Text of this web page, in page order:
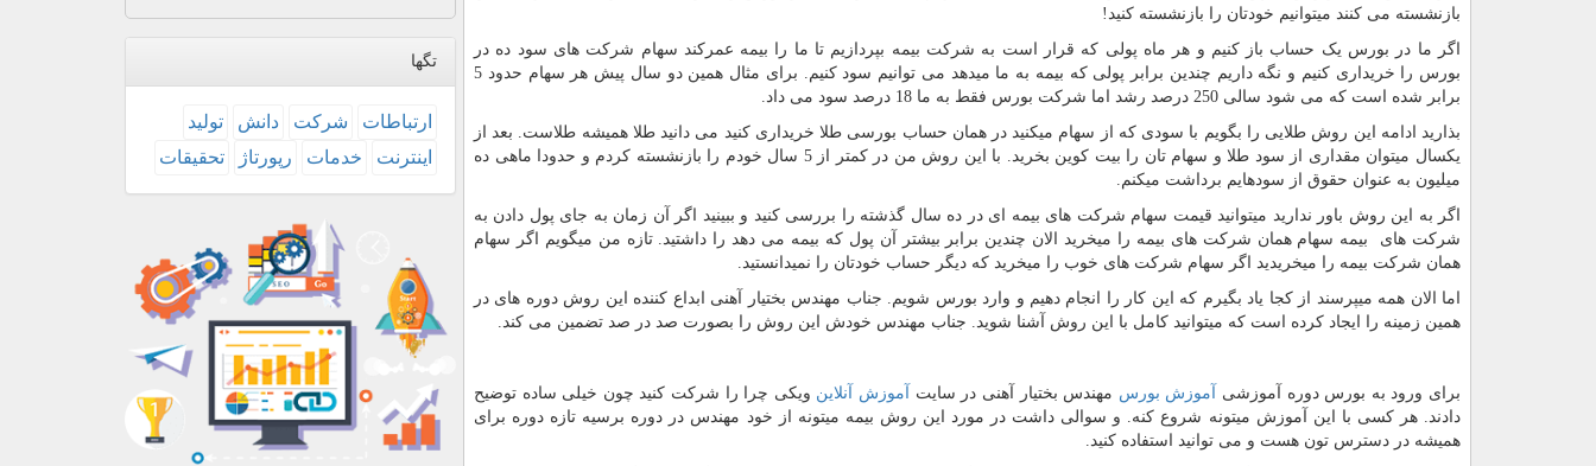
بازنشسته می کنند میتوانیم خودتان را بازنشسته کنید!
اگر ما در بورس یک حساب باز کنیم و هر ماه پولی که قرار است به شرکت بیمه بپردازیم تا ما را بیمه عمرکند سهام شرکت های سود ده در
بورس را خریداری کنیم و نگه داریم چندین برابر پولی که بیمه به ما میدهد می توانیم سود کنیم. برای مثال همین دو سال پیش هر سهام حدود 5
برابر شده است که می شود سالی 250 درصد رشد اما شرکت بورس فقط به ما 18 درصد سود می داد.
بذارید ادامه این روش طلایی را بگویم با سودی که از سهام میکنید در همان حساب بورسی طلا خریداری کنید می دانید طلا همیشه طلاست. بعد از
یکسال میتوان مقداری از سود طلا و سهام تان را بیت کوین بخرید. با این روش من در کمتر از 5 سال خودم را بازنشسته کردم و حدودا ماهی ده
میلیون به عنوان حقوق از سودهایم برداشت میکنم.
اگر به این روش باور ندارید میتوانید قیمت سهام شرکت های بیمه ای در ده سال گذشته را بررسی کنید و ببینید اگر آن زمان به جای پول دادن به
شرکت های بیمه سهام همان شرکت های بیمه را میخرید الان چندین برابر بیشتر آن پول که بیمه می دهد را داشتید. تازه من میگویم اگر سهام
همان شرکت بیمه را میخریدید اگر سهام شرکت های خوب را میخرید که دیگر حساب خودتان را نمیدانستید.
اما الان همه میپرسند از کجا یاد بگیرم که این کار را انجام دهیم و وارد بورس شویم. جناب مهندس بختیار آهنی ابداع کننده این روش دوره های در
همین زمینه را ایجاد کرده است که میتوانید کامل با این روش آشنا شوید. جناب مهندس خودش این روش را بصورت صد در صد تضمین می کند.
برای ورود به بورس دوره آموزشی آموزش بورس مهندس بختیار آهنی در سایت آموزش آنلاین ویکی چرا را شرکت کنید چون خیلی ساده توضیح
دادند. هر کسی با این آموزش میتونه شروع کنه. و سوالی داشت در مورد این روش بیمه میتونه از خود مهندس در دوره برسیه تازه دوره برای
همیشه در دسترس تون هست و می توانید استفاده کنید.
تگها
ارتباطات شركت دانش
تولید
اینترنت
خدمات رپورتاژ تحقیقات